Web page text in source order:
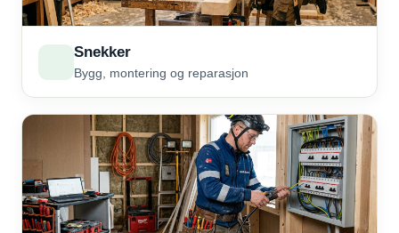
Snekker
Bygg, montering og reparasjon